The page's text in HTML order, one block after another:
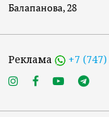
Балапанова, 28
Реклама +7